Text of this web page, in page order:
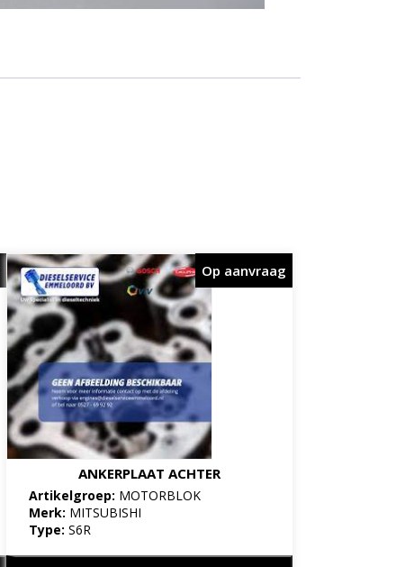
ANKERPLAAT ACHTER
Artikelgroep: MOTORBLOK
Merk: MITSUBISHI
Type: S6R
Op aanvraag